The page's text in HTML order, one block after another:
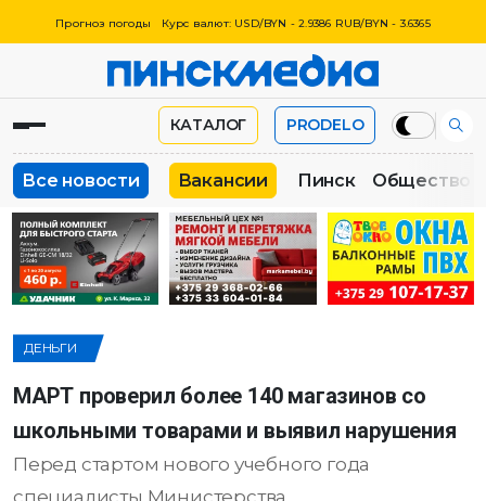
Прогноз погоды Курс валют: USD/BYN - 2.9386 RUB/BYN - 3.6365
КАТАЛОГ PRODELO
Все новости Вакансии Пинск Общество
ДЕНЬГИ
МАРТ проверил более 140 магазинов со
школьными товарами и выявил нарушения
Перед стартом нового учебного года